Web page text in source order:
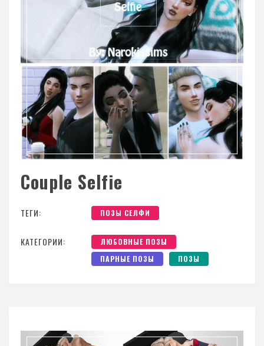
Couple Selfie
ТЕГИ: ПОЗЫ СЕЛФИ
КАТЕГОРИИ:
ЛЮБОВНЫЕ ПОЗЫ
ПАРНЫЕ ПОЗЫ
ПОЗЫ